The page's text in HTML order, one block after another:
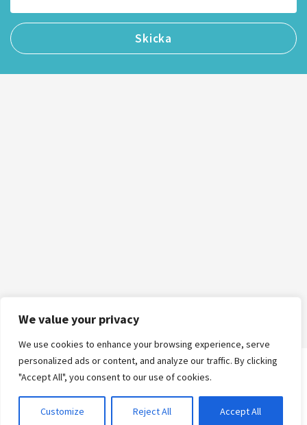
We value your privacy
We use cookies to enhance your browsing experience, serve
personalized ads or content, and analyze our traffic. By clicking
"Accept All", you consent to our use of cookies.
Customize Reject All Accept All
Logga in